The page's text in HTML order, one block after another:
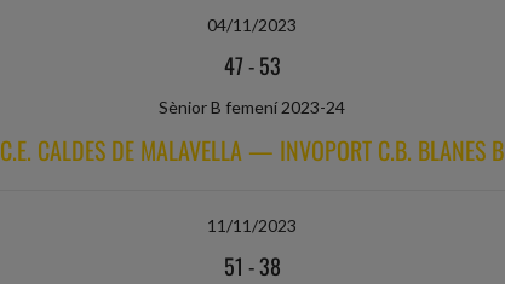
04/11/2023
47-53
Sènior B femení 2023-24
C.E. CALDES DE MALAVELLA — INVOPORT C.B. BLANES B
11/11/2023
51 -38